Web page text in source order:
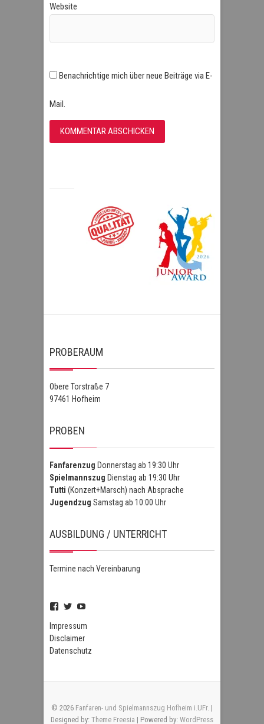
Website
Benachrichtige mich über neue Beiträge via E-
Mail.
PROBERAUM
Obere Torstraße 7
97461 Hofheim
PROBEN
Fanfarenzug Donnerstag ab 19:30 Uhr
Spielmannszug Dienstag ab 19:30 Uhr
Tutti (Konzert+Marsch) nach Absprache
Jugendzug Samstag ab 10:00 Uhr
AUSBILDUNG / UNTERRICHT
Termine nach Vereinbarung
Profil
FSZHofheim
auf
Facebook
anzeigen
Profil
FSZHOH
auf
Twitter
anzeigen
UCIPUnOSBlWxEpiBka0jOAfw
anzeigen
Impressum
Disclaimer
Datenschutz
© 2026 Fanfaren- und Spielmannszug Hofheim i.UFr. |
Designed by: Theme Freesia | Powered by: WordPress